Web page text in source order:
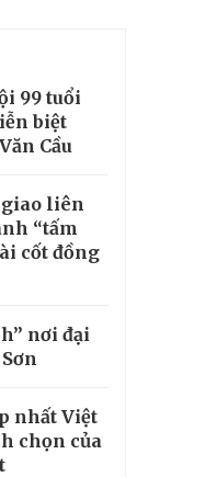
99 tuổi
biệt
Cầu
giao liên
“tấm
cốt đồng
nơi đại
nhất Việt
chọn của